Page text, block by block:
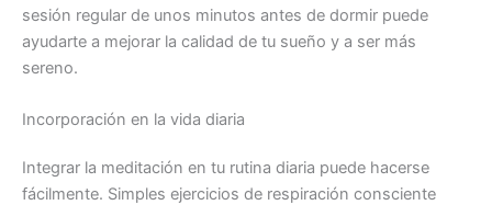
sesión regular de unos minutos antes de dormir puede
ayudarte a mejorar la calidad de tu sueño y a ser más
sereno.
Incorporación en la vida diaria
Integrar la meditación en tu rutina diaria puede hacerse
fácilmente. Simples ejercicios de respiración consciente